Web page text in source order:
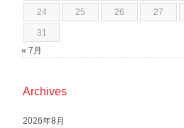
24 25 26 27
31
« 7月
Archives
2026年8月